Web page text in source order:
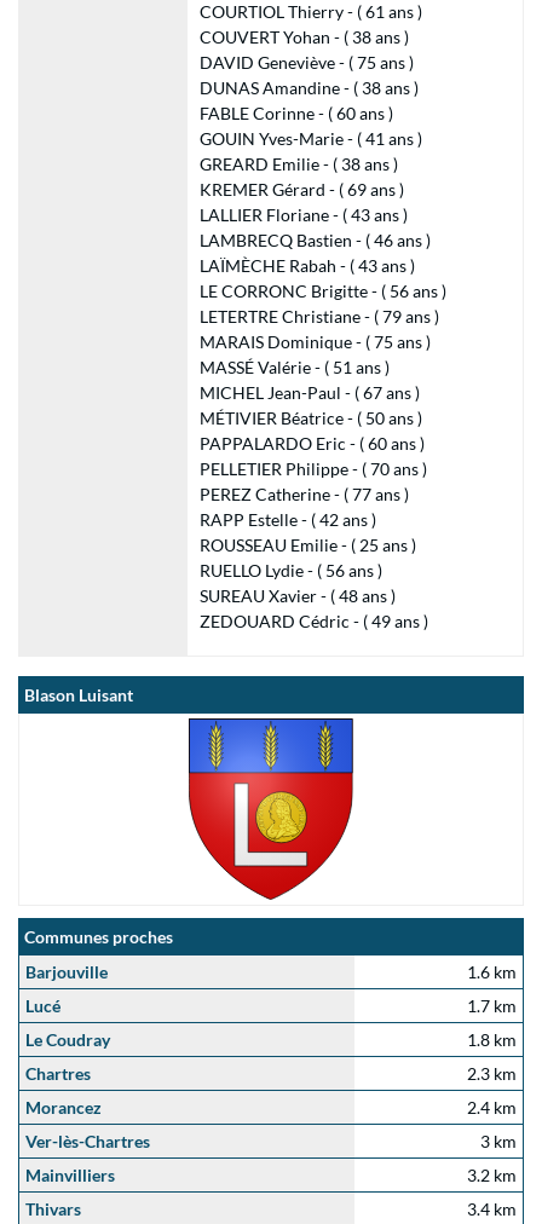
COURTIOL Thierry - ( 61 ans )
COUVERT Yohan - ( 38 ans )
DAVID Geneviève - ( 75 ans )
DUNAS Amandine - ( 38 ans )
FABLE Corinne - ( 60 ans )
GOUIN Yves-Marie - ( 41 ans )
GREARD Emilie - ( 38 ans )
KREMER Gérard - ( 69 ans )
LALLIER Floriane - ( 43 ans )
LAMBRECQ Bastien - ( 46 ans )
LAÏMÈCHE Rabah - ( 43 ans )
LE CORRONC Brigitte - ( 56 ans )
LETERTRE Christiane - ( 79 ans )
MARAIS Dominique - ( 75 ans )
MASSÉ Valérie - ( 51 ans )
MICHEL Jean-Paul - ( 67 ans )
MÉTIVIER Béatrice - ( 50 ans )
PAPPALARDO Eric - ( 60 ans )
PELLETIER Philippe - ( 70 ans )
PEREZ Catherine - ( 77 ans )
RAPP Estelle - ( 42 ans )
ROUSSEAU Emilie - ( 25 ans )
RUELLO Lydie - ( 56 ans )
SUREAU Xavier - ( 48 ans )
ZEDOUARD Cédric - ( 49 ans )
Blason Luisant
Communes proches
Barjouville
1.6 km
Lucé
1.7 km
Le Coudray
1.8 km
Chartres
2.3 km
Morancez
2.4 km
Ver-lès-Chartres
3 km
Mainvilliers
3.2 km
Thivars
3.4 km